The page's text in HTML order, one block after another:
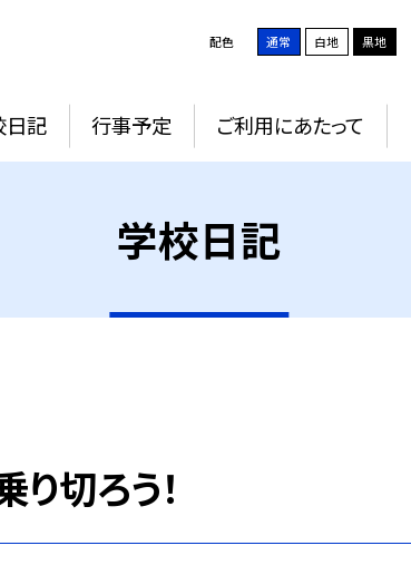
配色 通常 白地 黒地
日記 行事予定 ご利用にあたって
学校日記
切ろう！